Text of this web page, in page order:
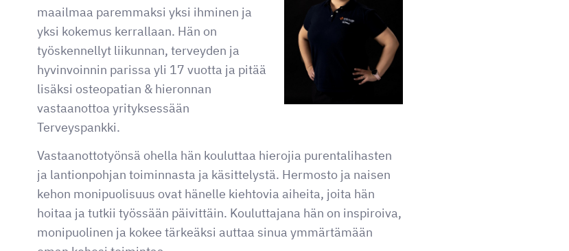
maailmaa paremmaksi yksi ihminen ja
yksi kokemus kerrallaan. Hän on
työskennellyt liikunnan, terveyden ja
hyvinvoinnin parissa yli 17 vuotta ja pitää
lisäksi osteopatian & hieronnan
vastaanottoa yrityksessään
Terveyspankki.
Vastaanottotyönsä ohella hän kouluttaa hierojia purentalihasten
ja lantionpohjan toiminnasta ja käsittelystä. Hermosto ja naisen
kehon monipuolisuus ovat hänelle kiehtovia aiheita, joita hän
hoitaa ja tutkii työssään päivittäin. Kouluttajana hän on inspiroiva,
monipuolinen ja kokee tärkeäksi auttaa sinua ymmärtämään